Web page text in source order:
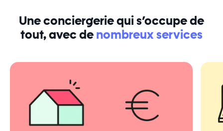
Une conciergerie qui s’occupe de
tout, avec denombreux services